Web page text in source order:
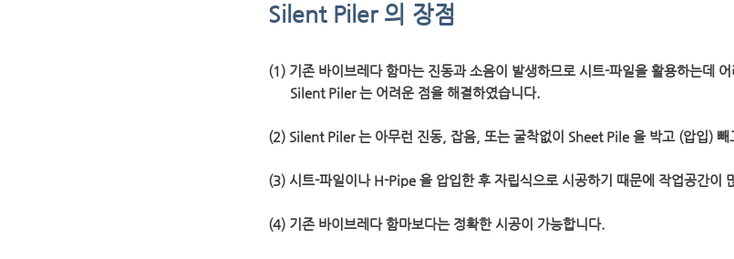
Silent Piler 의 장점
(1) 기존 바이브레다 함마는 진동과 소음이 발생하므로 시트-파일을 활용하는데
Silent Piler 는 어려운 점을 해결하였습니다.
(2) Silent Piler 는 아무런 진동, 잡음, 또는 굴착없이 Sheet Pile 을 박고 (압입) 빼
(3) 시트-파일이나 H-Pipe 을 압입한 후 자립식으로 시공하기 때문에 작업공간이
(4) 기존 바이브레다 함마보다는 정확한 시공이 가능합니다.